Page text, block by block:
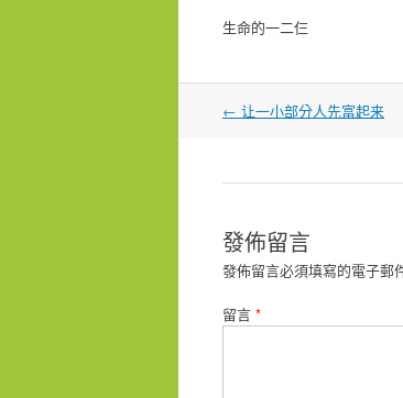
生命的一二仨
文
← 让一小部分人先富起来
發佈留言
發佈留言必須填寫的電子郵
留言 *